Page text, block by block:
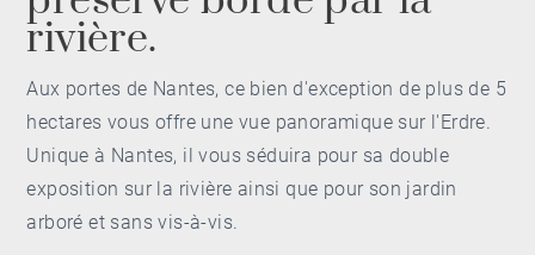
rivière.
Aux portes de Nantes, ce bien d'exception de plus de 5
hectares vous offre unevue panoramique sur l'Erdre.
Unique à Nantes, il vous séduira pour sa double
exposition sur la rivière ainsi que pour son jardin
arboré et sans vis-à-vis.